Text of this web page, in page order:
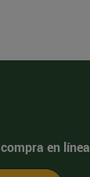
en línea